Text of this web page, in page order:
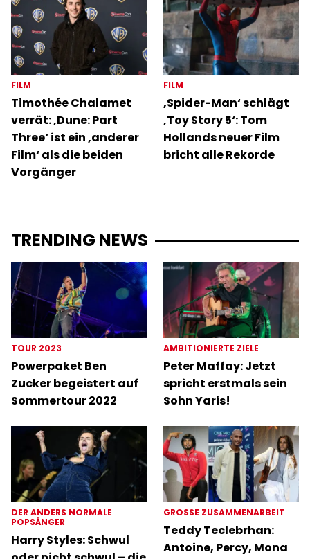
FILM
Timothée Chalamet
verrät: ‚Dune: Part
Three‘ ist ein ‚anderer
Film‘ als die beiden
Vorgänger
FILM
‚Spider-Man‘ schlägt
‚Toy Story 5‘: Tom
Hollands neuer Film
bricht alle Rekorde
TRENDING NEWS
TOUR 2023
Powerpaket Ben
Zucker begeistert auf
Sommertour 2022
AMBITIONIERTE ZIELE
Peter Maffay: Jetzt
spricht erstmals sein
Sohn Yaris!
DER ANDERS NORMALE
POPSÄNGER
Harry Styles: Schwul
GROSSE ZUSAMMENARBEIT
Teddy Teclebrhan:
Antoine, Percy, Mona